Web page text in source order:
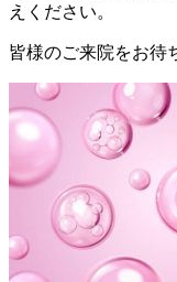
えください。
皆様のご来院をお待